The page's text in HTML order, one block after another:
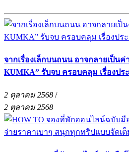
จากเรื่องเล็กบนถนน อาจกลายเป็น
KUMKA” รับจบ ครอบคลุม เรื่องปร
2 ตุลาคม 2568 /
2 ตุลาคม 2568